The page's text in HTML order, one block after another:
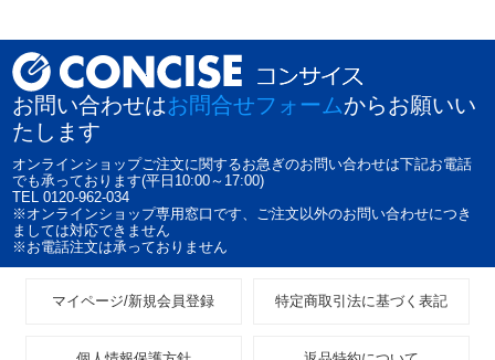
お問い合わせはお問合せフォームからお願いい
たします
オンラインショップご注文に関するお急ぎのお問い合わせは下記お電話
でも承っております(平日10:00～17:00)
TEL 0120-962-034
※オンラインショップ専用窓口です、ご注文以外のお問い合わせにつき
ましては対応できません
※お電話注文は承っておりません
マイページ/新規会員登録 特定商取引法に基づく表記